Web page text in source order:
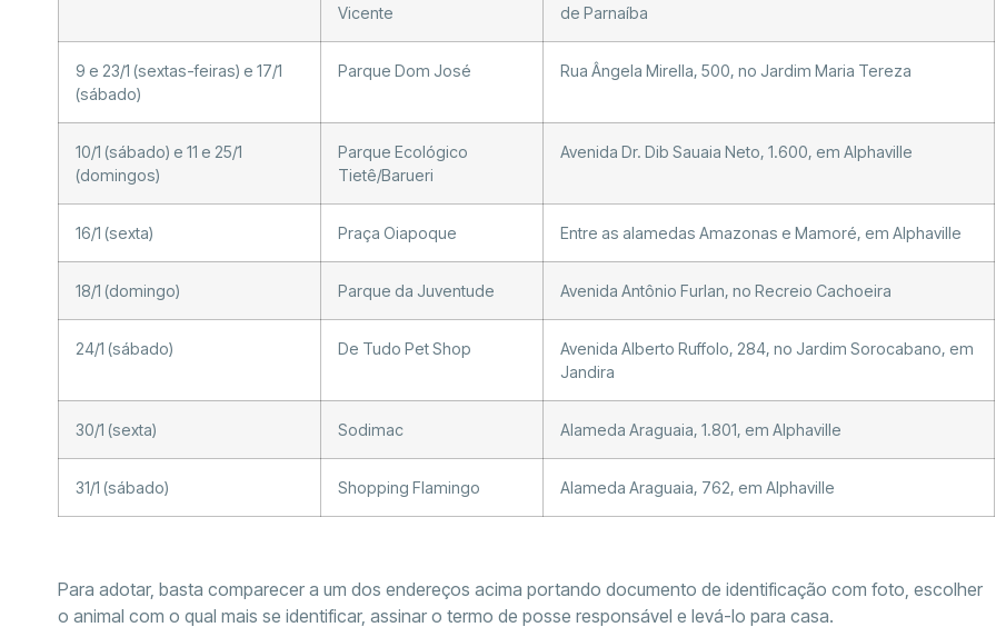
Vicente
de Parnaíba
9 e 23/1 (sextas-feiras) e 17/1
(sábado)
Parque Dom José Rua Ângela Mirella, 500, no Jardim Maria Tereza
10/1 (sábado) e 11 e 25/1
(domingos)
Parque Ecológico
Tietê/Barueri
Avenida Dr. Dib Sauaia Neto, 1.600, em Alphaville
16/1 (sexta) Praça Oiapoque Entre as alamedas Amazonas e Mamoré, em Alphaville
18/1 (domingo) Parque da Juventude Avenida Antônio Furlan, no Recreio Cachoeira
24/1 (sábado) De Tudo Pet Shop
Avenida Alberto Ruffolo, 284, no Jardim Sorocabano, em
Jandira
30/1 (sexta) Sodimac Alameda Araguaia, 1.801, em Alphaville
31/1 (sábado) Shopping Flamingo Alameda Araguaia, 762, em Alphaville
Para adotar, basta comparecer a um dos endereços acima portando documento de identificação com foto, escolher
o animal com o qual mais se identificar, assinar o termo de posse responsável e levá-lo para casa.